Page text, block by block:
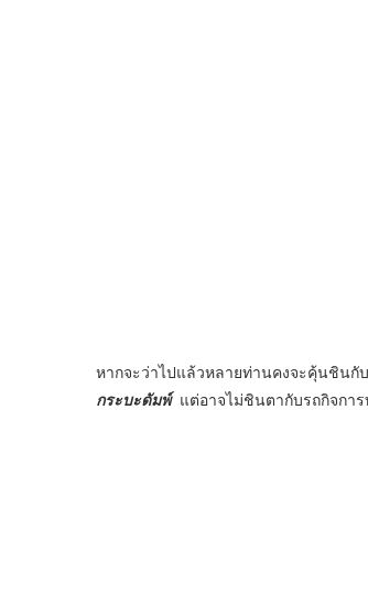
หากจะว่าไปแล้วหลายท่านคงจะคุ้นชินกั
กระบะดัมพ์แต่อาจไม่ชินตากับรถกิจการ